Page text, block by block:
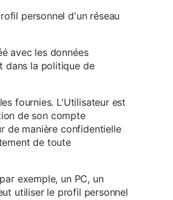
personnel d'un réseau
avec les données
dans la politique de
fournies. L'Utilisateur est
de son compte
de manière confidentielle
de toute
exemple, un PC, un
utiliser le profil personnel